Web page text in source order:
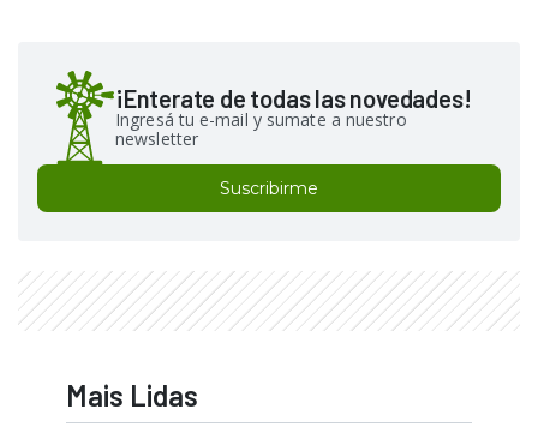
¡Enterate de todas las novedades!
Ingresá tu e-mail y sumate a nuestro
newsletter
Suscribirme
Mais Lidas